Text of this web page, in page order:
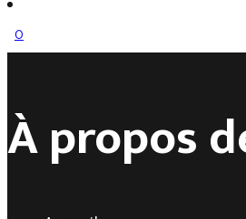
0
À propos